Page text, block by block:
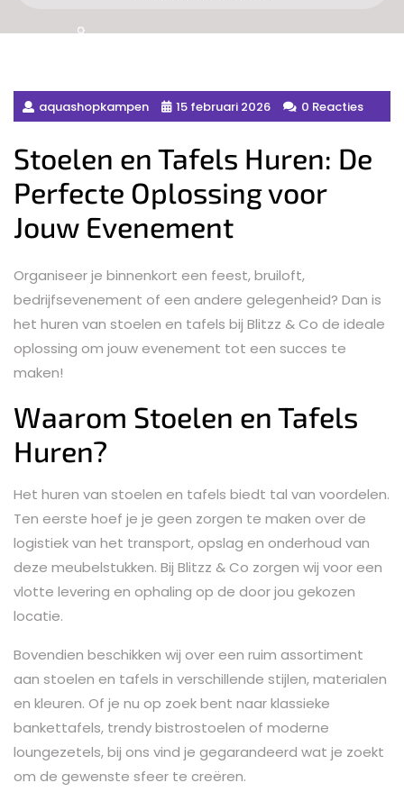
aquashopkampen 15 februari 2026 0 Reacties
Stoelen en Tafels Huren: De
Perfecte Oplossing voor
Jouw Evenement
Organiseer je binnenkort een feest, bruiloft,
bedrijfsevenement of een andere gelegenheid? Dan is
het huren van stoelen en tafels bij Blitzz & Co de ideale
oplossing om jouw evenement tot een succes te
maken!
Waarom Stoelen en Tafels
Huren?
Het huren van stoelen en tafels biedt tal van voordelen.
Ten eerste hoef je je geen zorgen te maken over de
logistiek van het transport, opslag en onderhoud van
deze meubelstukken. Bij Blitzz & Co zorgen wij voor een
vlotte levering en ophaling op de door jou gekozen
locatie.
Bovendien beschikken wij over een ruim assortiment
aan stoelen en tafels in verschillende stijlen, materialen
en kleuren. Of je nu op zoek bent naar klassieke
bankettafels, trendy bistrostoelen of moderne
loungezetels, bij ons vind je gegarandeerd wat je zoekt
om de gewenste sfeer te creëren.